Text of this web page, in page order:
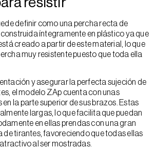
definir como una percha recta de
íntegramente en plástico ya que
creado a partir de este material, lo que
muy resistente puesto que toda ella
y asegurar la perfecta sujeción de
el modelo ZAp cuenta con unas
la parte superior de sus brazos. Estas
largas, lo que facilita que puedan
en ellas prendas con una gran
de tirantes, favoreciendo que todas ellas
al ser mostradas.